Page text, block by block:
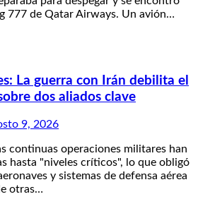
777 de Qatar Airways. Un avión…
La guerra con Irán debilita el
dos aliados clave
9, 2026
continuas operaciones militares han
hasta "niveles críticos", lo que obligó
y sistemas de defensa aérea
otras…